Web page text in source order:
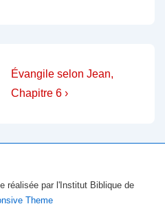
Next
Post
Évangile selon Jean,
Chapitre 6 ›
réalisée par l'Institut Biblique de
Theme